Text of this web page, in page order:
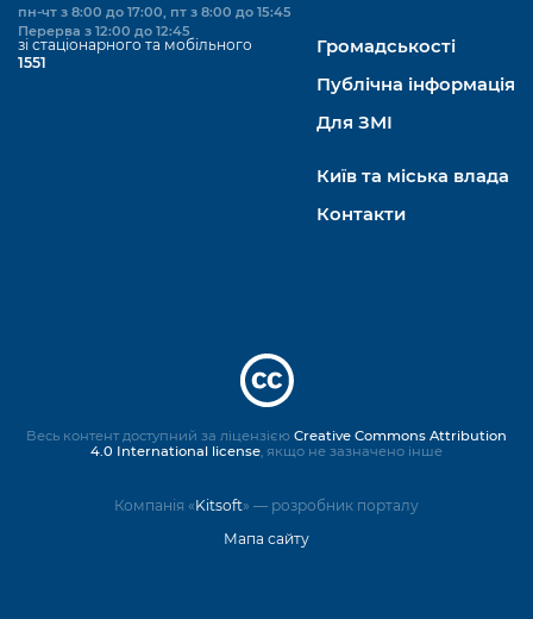
пн-чт з 8:00 до 17:00, пт з 8:00 до 15:45
Перерва з 12:00 до 12:45
зі стаціонарного та мобільного
1551
Громадськості
Публічна інформація
Для ЗМІ
Київ та міська влада
Контакти
Компанія «Kitsoft» — розробник порталу
Мапа сайту
Весь контент доступний за ліцензією Creative Commons Attribution
4.0 International license, якщо не зазначено інше